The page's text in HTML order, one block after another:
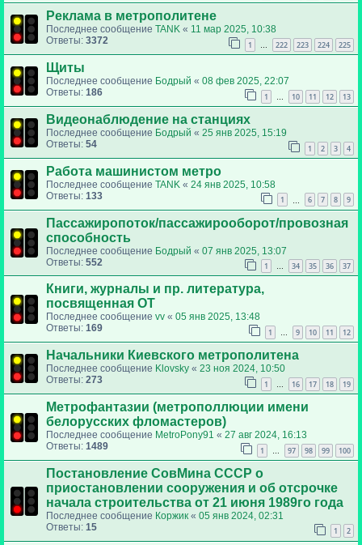
Реклама в метрополитене
Последнее сообщение TANK « 11 мар 2025, 10:38
Ответы: 3372 1 … 222 223 224 225
Щиты
Последнее сообщение Бодрый « 08 фев 2025, 22:07
Ответы: 186 1 … 10 11 12 13
Видеонаблюдение на станциях
Последнее сообщение Бодрый « 25 янв 2025, 15:19
Ответы: 54 1 2 3 4
Работа машинистом метро
Последнее сообщение TANK « 24 янв 2025, 10:58
Ответы: 133 1 6 7 8 9
Пассажиропоток/пассажирооборот/провозная
способность
Последнее сообщение Бодрый « 07 янв 2025, 13:07
Ответы: 552 1 … 34 35 36 37
Книги, журналы и пр. литература,
посвященная ОТ
Последнее сообщение vv « 05 янв 2025, 13:48
Ответы: 169 1 … 9 10 11 12
Начальники Киевского метрополитена
Последнее сообщение Klovsky « 23 ноя 2024, 10:50
Ответы: 273 1 … 16 17 18 19
Метрофантазии (метрополлюции имени
белорусских фломастеров)
Последнее сообщение MetroPony91 « 27 авг 2024, 16:13
Ответы: 1489 1 97 98 99 100
Постановление СовМина СССР о
приостановлении сооружения и об отсрочке
начала строительства от 21 июня 1989го года
Последнее сообщение Коржик « 05 янв 2024, 02:31
Ответы: 15 1 2